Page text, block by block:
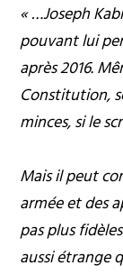
« …Joseph
pouvant lui
après 2016.
Constitution,
minces, si le
Mais il peut
armée et des
pas plus
aussi étrange